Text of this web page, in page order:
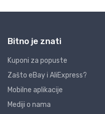
Bitno je znati
Kuponi za popuste
Zašto eBay i AliExpress?
Mobilne aplikacije
Mediji o nama